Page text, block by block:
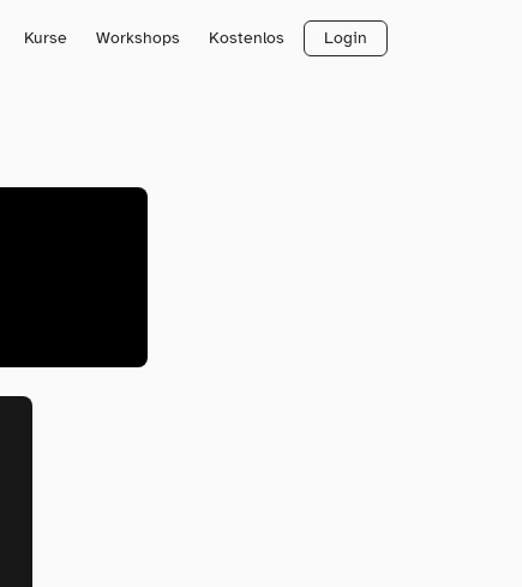
Kurse Workshops Kostenlos Login